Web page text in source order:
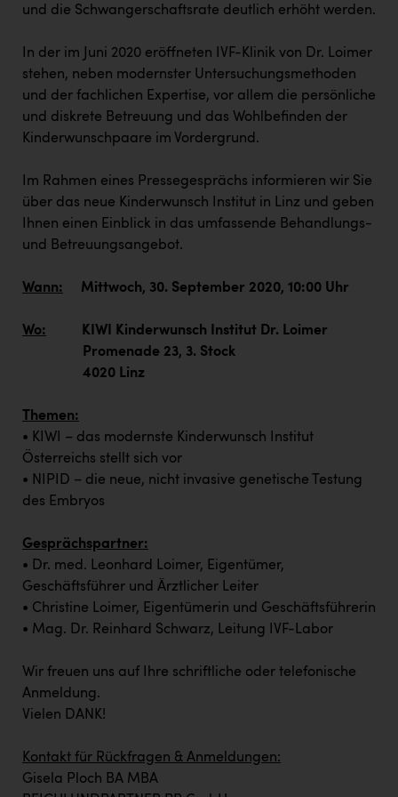
PEZ
REMAX
Resch&Frisch
RUBBLE MASTER
Ruderclub Wels
SCRI - Salzburg Cancer Research Institute
Seher + Partner
Smurfit Westrock Nettingsdorf
TGW Logistics
VERITAS
Vier Diamanten
Vorlagenportal
Wir besiegen Krebs
Wirtschaftskammer OÖ
ZGONC
ZULuft - Zukunft Luft Austria
Österreichisches Hebammengremium
und die Schwangerschaftsrate deutlich erhöht werden.
In der im Juni 2020 eröffneten IVF-Klinik von Dr. Loimer
stehen, neben modernster Untersuchungsmethoden
und der fachlichen Expertise, vor allem die persönliche
und diskrete Betreuung und das Wohlbefinden der
Kinderwunschpaare im Vordergrund.
Im Rahmen eines Pressegesprächs informieren wir Sie
über das neue Kinderwunsch Institut in Linz und geben
Ihnen einen Einblick in das umfassende Behandlungs-
und Betreuungsangebot.
Wann: Mittwoch, 30. September 2020, 10:00 Uhr
Wo: KIWI Kinderwunsch Institut Dr. Loimer
Promenade 23, 3. Stock
4020 Linz
Themen:
• KIWI – das modernste Kinderwunsch Institut
Österreichs stellt sich vor
• NIPID – die neue, nicht invasive genetische Testung
des Embryos
Gesprächspartner:
• Dr. med. Leonhard Loimer, Eigentümer,
Geschäftsführer und Ärztlicher Leiter
• Christine Loimer, Eigentümerin und Geschäftsführerin
• Mag. Dr. Reinhard Schwarz, Leitung IVF-Labor
Wir freuen uns auf Ihre schriftliche oder telefonische
Anmeldung.
Vielen DANK!
Kontakt für Rückfragen & Anmeldungen:
Gisela Ploch BA MBA